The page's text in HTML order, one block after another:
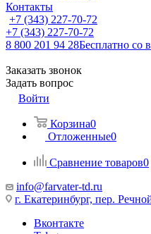
Контакты
+7 (343) 227-70-72
+7 (343) 227-70-72
8 800 201 94 28Бесплатно со
Заказать звонок
Задать вопрос
Войти
Корзина0
Отложенные0
Сравнение товаров0
info@farvater-td.ru
г. Екатеринбург, пер.
Вконтакте